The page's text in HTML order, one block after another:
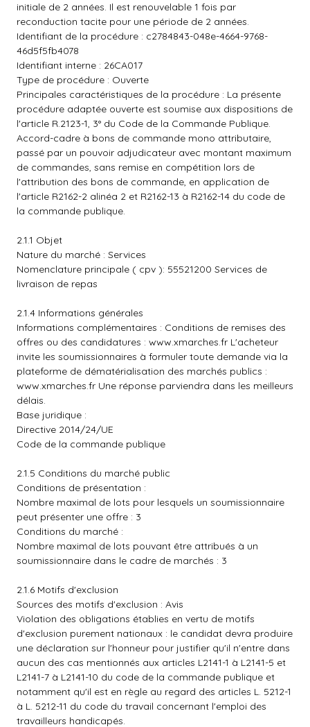
initiale de 2 années. Il est renouvelable 1 fois par
reconduction tacite pour une période de 2 années.
Identifiant de la procédure : c2784843-048e-4664-9768-
46d5f5fb4078
Identifiant interne : 26CA017
Type de procédure : Ouverte
Principales caractéristiques de la procédure : La présente
procédure adaptée ouverte est soumise aux dispositions de
l'article R.2123-1, 3° du Code de la Commande Publique.
Accord-cadre à bons de commande mono attributaire,
passé par un pouvoir adjudicateur avec montant maximum
de commandes, sans remise en compétition lors de
l'attribution des bons de commande, en application de
l'article R2162-2 alinéa 2 et R2162-13 à R2162-14 du code de
la commande publique.
2.1.1 Objet
Nature du marché : Services
Nomenclature principale ( cpv ): 55521200 Services de
livraison de repas
2.1.4 Informations générales
Informations complémentaires : Conditions de remises des
offres ou des candidatures : www.xmarches.fr L'acheteur
invite les soumissionnaires à formuler toute demande via la
plateforme de dématérialisation des marchés publics :
www.xmarches.fr Une réponse parviendra dans les meilleurs
délais.
Base juridique :
Directive 2014/24/UE
Code de la commande publique
2.1.5 Conditions du marché public
Conditions de présentation :
Nombre maximal de lots pour lesquels un soumissionnaire
peut présenter une offre : 3
Conditions du marché :
Nombre maximal de lots pouvant être attribués à un
soumissionnaire dans le cadre de marchés : 3
2.1.6 Motifs d'exclusion
Sources des motifs d'exclusion : Avis
Violation des obligations établies en vertu de motifs
d'exclusion purement nationaux : le candidat devra produire
une déclaration sur l'honneur pour justifier qu'il n'entre dans
aucun des cas mentionnés aux articles L2141-1 à L2141-5 et
L2141-7 à L2141-10 du code de la commande publique et
notamment qu'il est en règle au regard des articles L. 5212-1
à L. 5212-11 du code du travail concernant l'emploi des
travailleurs handicapés.